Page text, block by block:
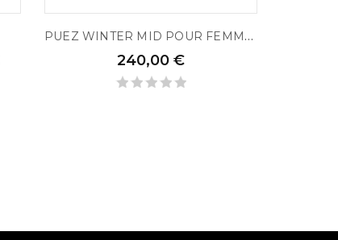
P
UEZ WINTER MID POUR FEMME...
240,00 €